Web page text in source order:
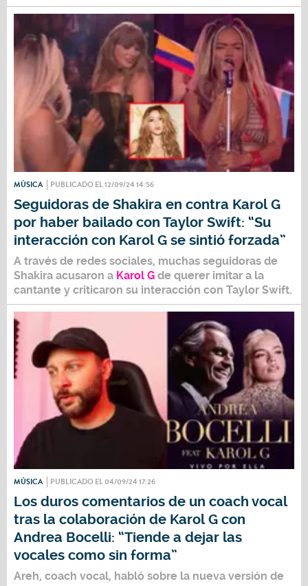
MÚSICA PUBLICADO EL 12/09/24 14:56
Seguidoras de Shakira en contra Karol G
por haber bailado con Taylor Swift: “Su
interacción con Karol G se sintió forzada”
A través de redes sociales, muchas seguidoras de
Shakira acusaron a Karol G de querer imitar a la
cantante y criticaron su interacción con Taylor Swift.
MÚSICA PUBLICADO EL 04/09/24 17:26
Los duros comentarios de un coach vocal
tras la colaboración de Karol G con
Andrea Bocelli: “Tiende a dejar las
vocales como sin forma”
Areh, coach vocal, habló sobre la nueva versión de